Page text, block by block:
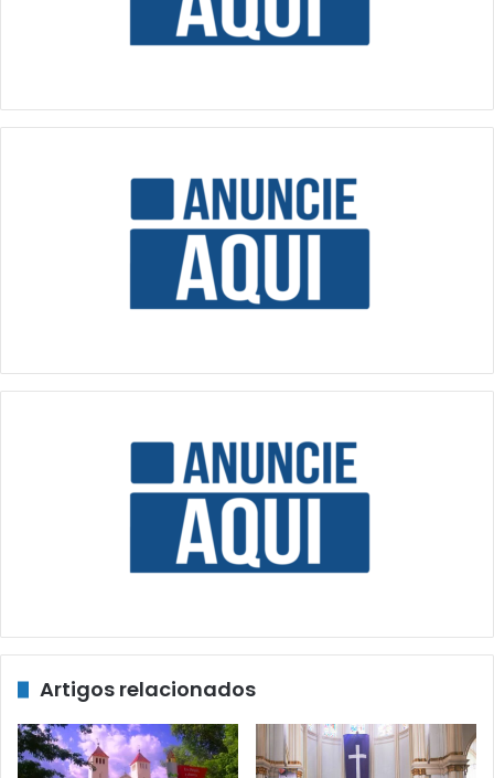
Artigos relacionados